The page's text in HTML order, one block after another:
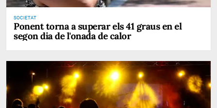
SOCIETAT
Ponent torna a superar els 41 graus en el
segon dia de l'onada de calor